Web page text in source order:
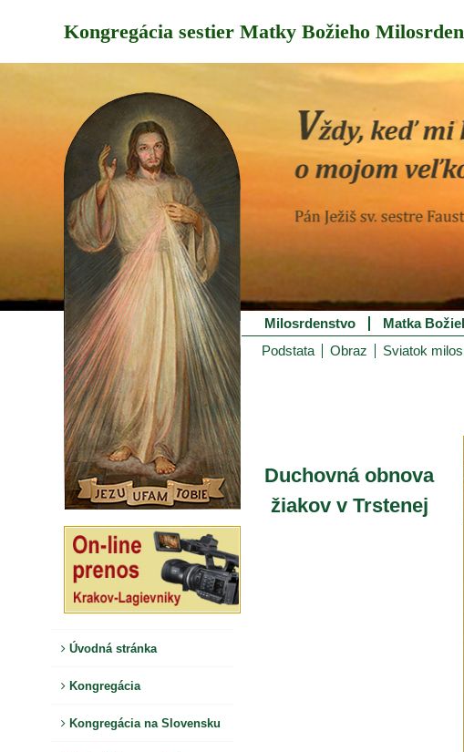
Kongregácia sestier Matky Božieho
Úvodná stránka
Kongregácia
Kongregácia na Slovensku
Milosrdenstvo Matka
Podstata
Obraz Sviatok
Duchovná obnova
žiakov v Trstenej